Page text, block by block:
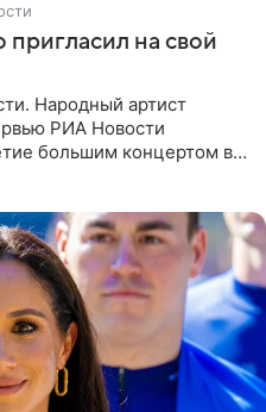
пригласил на свой
Народный артист
РИА Новости
большим концертом в